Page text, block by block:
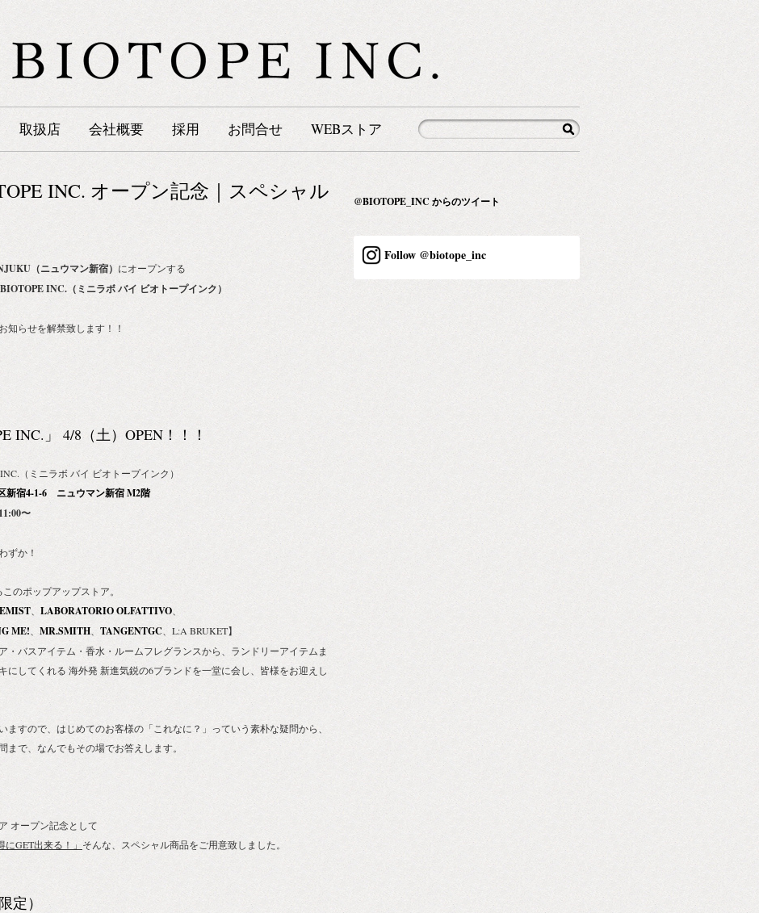
取扱店 会社概要 採用 お問合せ WEBストア
INC. オープン記念｜スペシャル
（ニュウマン新宿） にオープンする
INC.（ミニラボ バイ ビオトープインク）
知らせを解禁致します！！
INC.」 4/8（土）OPEN！！！
（ミニラボ バイ ビオトープインク）
新宿4-1-6 ニュウマン新宿 M2階
〜
ずか！
のポップアップストア。
LABORATORIO OLFATTIVO
ME! MR.SMITH TANGENTGC 、L:A BRUKET】
・バスアイテム・香水・ルームフレグランスから、ランドリーアイテムま
にしてくれる 海外発 新進気鋭の6ブランドを一堂に会し、皆様をお迎えし
ますので、はじめてのお客様の「これなに？」っていう素朴な疑問から、
で、なんでもその場でお答えします。
オープン記念として
にGET出来る！」 そんな、スペシャル商品をご用意致しました。
定）
@BIOTOPE_INC からのツイート
Follow @biotope_inc